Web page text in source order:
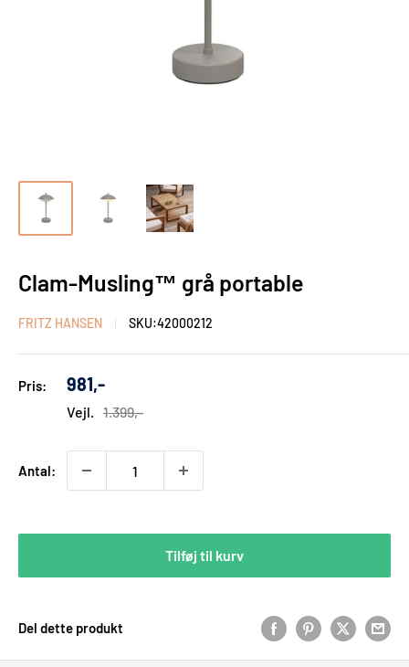
Clam-Musling™ grå portable
FRITZ HANSEN SKU:42000212
Pris:
Udsalgs
981,-
Vejl. 1.399,-
Antal:
Tilføj til kurv
Del dette produkt